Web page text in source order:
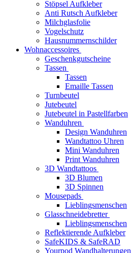
Stöpsel Aufkleber
Anti Rutsch Aufkleber
Milchglasfolie
Vogelschutz
Hausnummernschilder
Wohnaccessoires
Geschenkgutscheine
Tassen
Tassen
Emaille Tassen
Turnbeutel
Jutebeutel
Jutebeutel in Pastellfarben
Wanduhren
Design Wanduhren
Wandtattoo Uhren
Mini Wanduhren
Print Wanduhren
3D Wandtattoos
3D Blumen
3D Spinnen
Mousepads
Lieblingsmenschen
Glasschneidebretter
Lieblingsmenschen
Reflektierende Aufkleber
SafeKIDS & SafeRAD
Yourpod Wandhalterungen